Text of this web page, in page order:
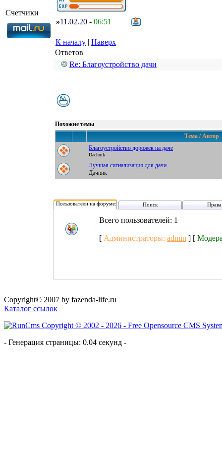
Счетчики
»11.02.20 - 06:51
К началу | Наверх
Ответов
Re: Благоустройство дачи
Похожие темы
Тема / Автор
Благоустройство дорожек на даче
Dachnik
Лучшая сигнализация для дачи
Дачник
Пользователи на форуме: Поиск Права
Всего пользователей: 1
[ Администраторы: admin ] [
Copyright© 2007 by fazenda-life.ru
Каталог ссылок
- Генерация страницы: 0.04 секунд -